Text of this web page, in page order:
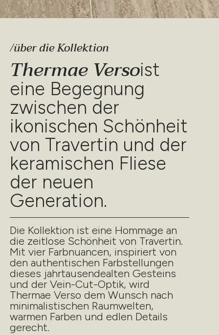
/über die Kollektion
Thermae Versoist
eine Begegnung
zwischen der
ikonischen Schönheit
von Travertin und der
keramischen Fliese
der neuen
Generation.
Die Kollektion ist eine Hommage an
die zeitlose Schönheit von Travertin.
Mit vier Farbnuancen, inspiriert von
den authentischen Farbstellungen
dieses jahrtausendealten Gesteins
und der Vein-Cut-Optik, wird
Thermae Verso dem Wunsch nach
minimalistischen Raumwelten,
warmen Farben und edlen Details
gerecht.